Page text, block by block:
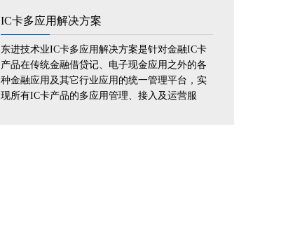
IC卡多应用解决方案
东进技术业IC卡多应用解决方案是针对金融IC卡
产品在传统金融借贷记、电子现金应用之外的各
种金融应用及其它行业应用的统一管理平台，实
现所有IC卡产品的多应用管理、接入及运营服